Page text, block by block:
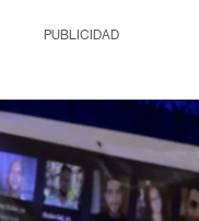
PUBLICIDAD